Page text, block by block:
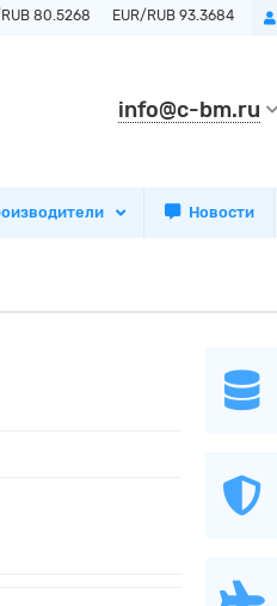
80.5268 EUR/RUB 93.3684
info@c-bm.ru
Новости